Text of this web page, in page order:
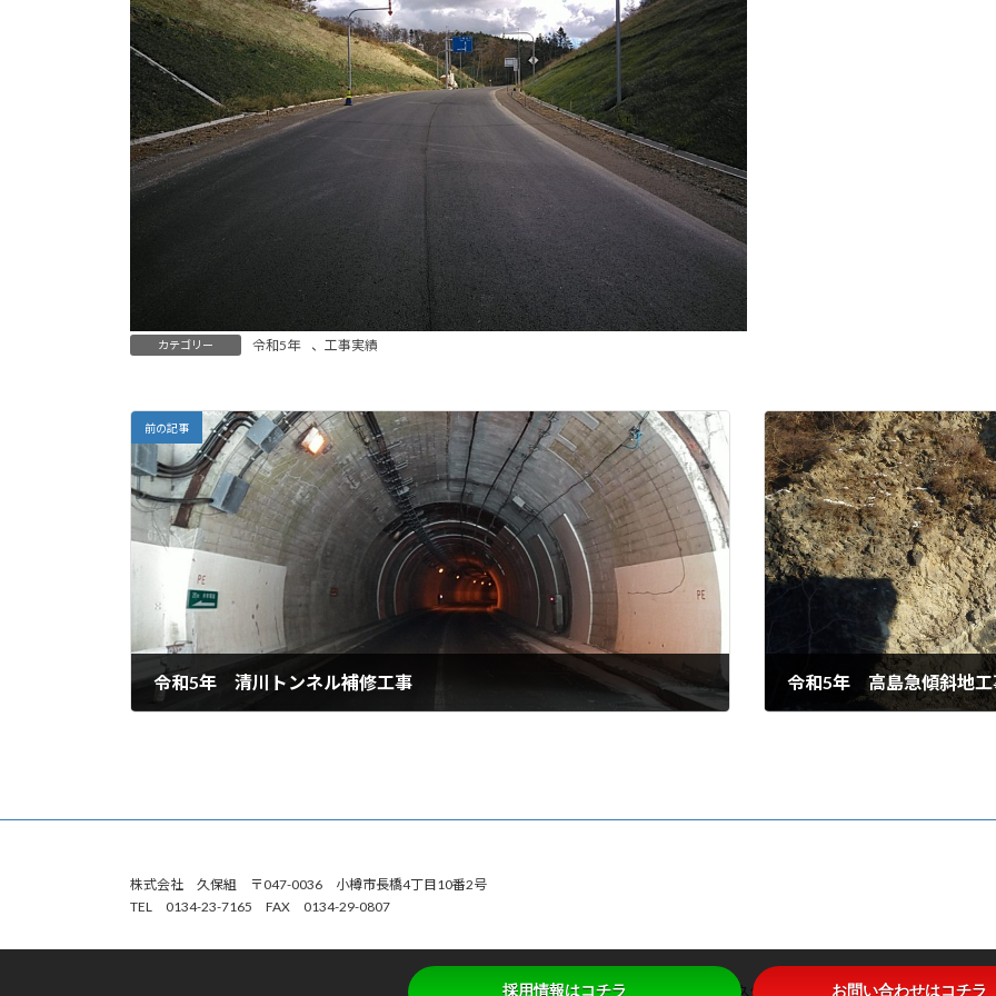
カテゴリー 令和5年 、 工事実績
前の記事
令和5年 清川トンネル補修工事 令和5年 高島急傾斜地工
株式会社 久保組 〒047-0036 小樽市長橋4丁目10番2号
TEL 0134-23-7165 FAX 0134-29-0807
Copyright © 株式会社 久保組 All Rights Reserved.
採用情報はコチラ お問い合わせはコチラ